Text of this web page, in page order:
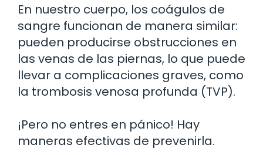
En nuestro cuerpo, los coágulos de
sangre funcionan de manera similar:
pueden producirse obstrucciones en
las venas de las piernas, lo que puede
llevar a complicaciones graves, como
la trombosis venosa profunda (TVP).
¡Pero no entres en pánico! Hay
maneras efectivas de prevenirla.